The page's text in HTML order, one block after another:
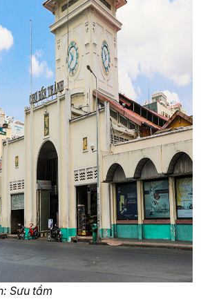
Sưu tầm